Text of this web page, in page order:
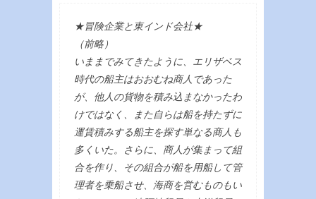
★冒険企業と東インド会社★
（前略）
いままでみてきたように、エリザベス
時代の船主はおおむね商人であった
が、他人の貨物を積み込まなかったわ
けではなく、また自らは船を持たずに
運賃積みする船主を探す単なる商人も
多くいた。さらに、商人が集まって組
合を作り、その組合が船を用船して管
理者を乗船させ、海商を営むものもい